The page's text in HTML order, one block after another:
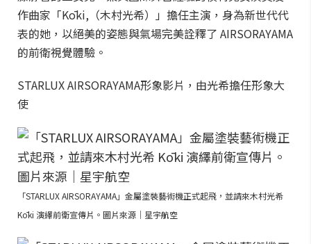
作曲家「Kōki,（木村光希）」擔任主演，身為新世代代
表的她，以絕美的姿態與氣場完美詮釋了 AIRSORAYAMA
的前衛視覺體驗。
STARLUX AIRSORAYAMA形象影片，由光希擔任形象大
使
「STARLUX AIRSORAYAMA」金屬塗裝藝術機正式起飛，並請來木村光希
Kōki 演繹前衛宣傳片。圖片來源｜星宇航空